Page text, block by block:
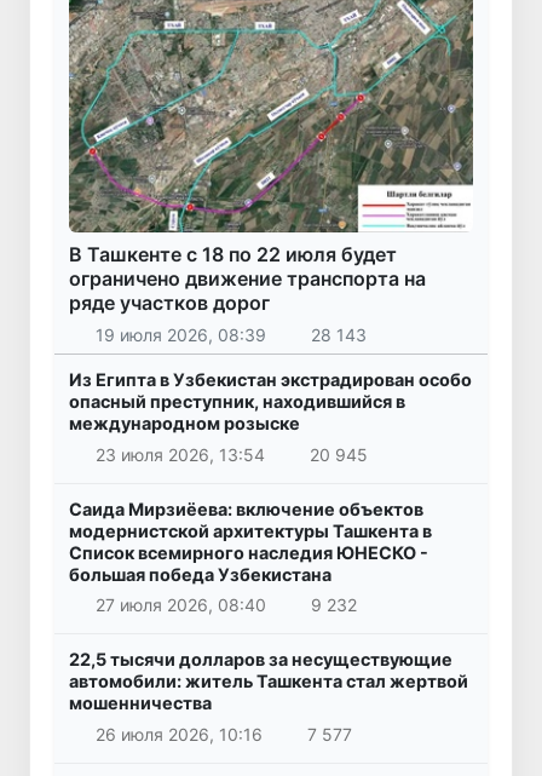
В Ташкенте с 18 по 22 июля будет
ограничено движение транспорта на
ряде участков дорог
19 июля 2026, 08:39 28 143
Из Египта в Узбекистан экстрадирован особо
опасный преступник, находившийся в
международном розыске
23 июля 2026, 13:54
20 945
Саида Мирзиёева: включение объектов
модернистской архитектуры Ташкента в
Список всемирного наследия ЮНЕСКО -
большая победа Узбекистана
27 июля 2026, 08:40
9 232
22,5 тысячи долларов за несуществующие
автомобили: житель Ташкента стал жертвой
мошенничества
26 июля 2026, 10:16
7 577